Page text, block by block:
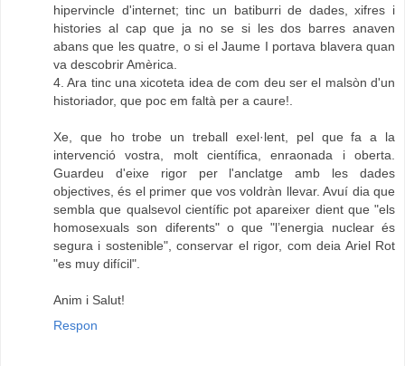
hipervincle d'internet; tinc un batiburri de dades, xifres i
histories al cap que ja no se si les dos barres anaven
abans que les quatre, o si el Jaume I portava blavera quan
va descobrir Amèrica.
4. Ara tinc una xicoteta idea de com deu ser el malsòn d'un
historiador, que poc em faltà per a caure!.
Xe, que ho trobe un treball exel·lent, pel que fa a la
intervenció vostra, molt científica, enraonada i oberta.
Guardeu d'eixe rigor per l'anclatge amb les dades
objectives, és el primer que vos voldràn llevar. Avuí dia que
sembla que qualsevol científic pot apareixer dient que "els
homosexuals son diferents" o que "l’energia nuclear és
segura i sostenible", conservar el rigor, com deia Ariel Rot
"es muy difícil".
Anim i Salut!
Respon